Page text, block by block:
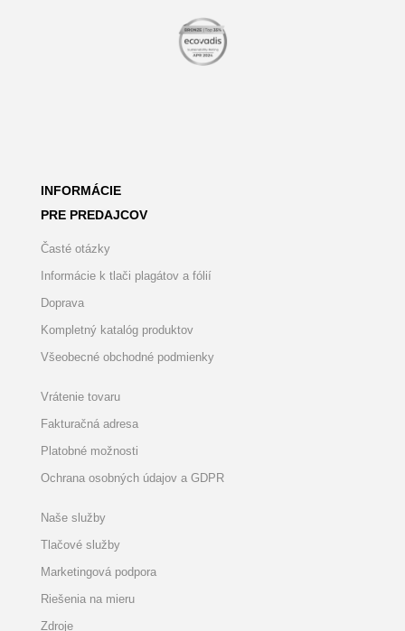
INFORMÁCIE
PRE PREDAJCOV
Časté otázky
Informácie k tlači plagátov a fólií
Doprava
Kompletný katalóg produktov
Všeobecné obchodné podmienky
Vrátenie tovaru
Fakturačná adresa
Platobné možnosti
Ochrana osobných údajov a GDPR
Naše služby
Tlačové služby
Marketingová podpora
Riešenia na mieru
Zdroje